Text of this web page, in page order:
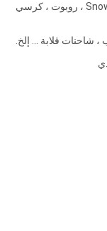
عدد يمكن استخدامه في Snowblower / Snowmobile ، روبوت ، كرسي
شاحنات قلابة ... إلخ.